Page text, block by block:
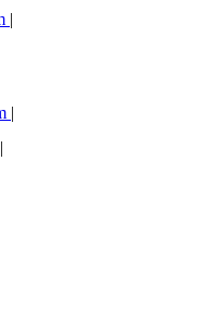
|
|
|